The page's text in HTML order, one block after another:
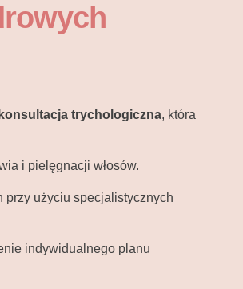
trychologiczna, która
i pielęgnacji włosów.
przy użyciu specjalistycznych
indywidualnego planu